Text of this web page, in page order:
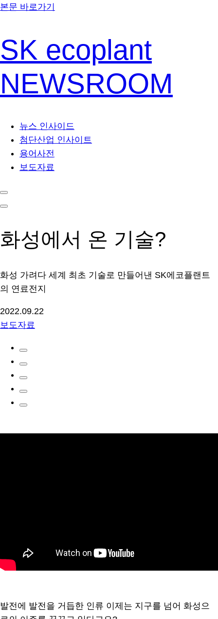
본문 바로가기
SK ecoplant
NEWSROOM
뉴스 인사이드
첨단산업 인사이트
용어사전
보도자료
화성에서 온 기술?
화성 가려다 세계 최초 기술로 만들어낸 SK에코플랜트
의 연료전지
2022.09.22
보도자료
발전에 발전을 거듭한 인류 이제는 지구를 넘어 화성으